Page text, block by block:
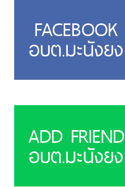
FACEBOOK
อบต.มะนังยง
ADD FRIEND
อบต.มะนังยง